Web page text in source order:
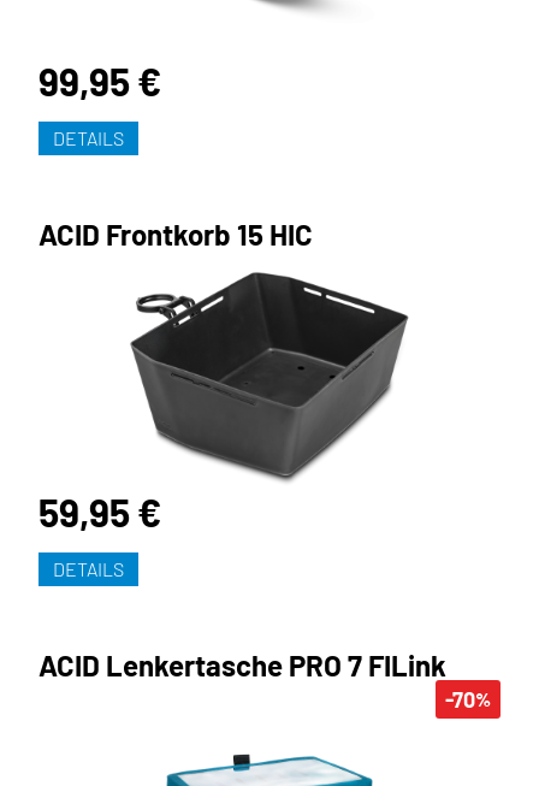
99,95 €
DETAILS
ACID Frontkorb 15 HIC
59,95 €
DETAILS
-70%
ACID Lenkertasche PRO 7 FILink